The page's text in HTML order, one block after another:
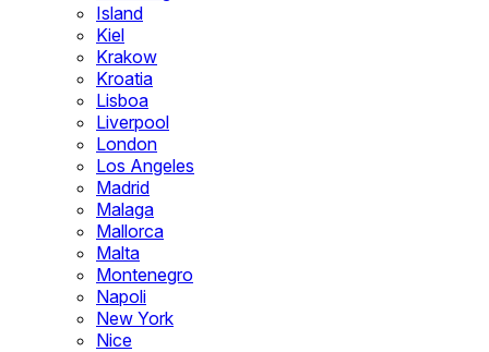
Island
Kiel
Krakow
Kroatia
Lisboa
Liverpool
London
Los Angeles
Madrid
Malaga
Mallorca
Malta
Montenegro
Napoli
New York
Nice